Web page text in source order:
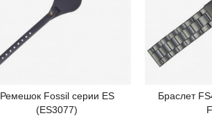
Подробнее
Ремешок Fossil серии ES
(ES3077)
Браслет